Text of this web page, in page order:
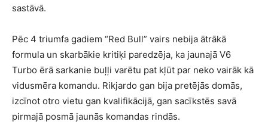
sastāvā.
Pēc 4 triumfa gadiem “Red Bull” vairs nebija ātrākā
formula un skarbākie kritiķi paredzēja, ka jaunajā V6
Turbo ērā sarkanie buļļi varētu pat kļūt par neko vairāk kā
vidusmēra komandu. Rikjardo gan bija pretējās domās,
izcīnot otro vietu gan kvalifikācijā, gan sacīkstēs savā
pirmajā posmā jaunās komandas rindās.